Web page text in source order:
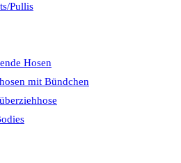
Pullis
Hosen
mit Bündchen